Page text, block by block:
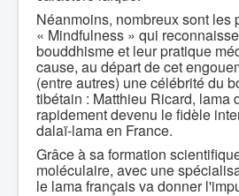
Néanmoins, nombreux sont les
« Mindfulness » qui
bouddhisme et leur pratique
cause, au départ de cet
(entre autres) une célébrité du
tibétain : Matthieu Ricard, lama
rapidement devenu le fidèle
dalaï-lama en France.
Grâce à sa formation
moléculaire, avec une
le lama français va donner